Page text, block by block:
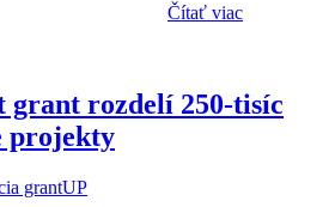
Čítať viac
grant rozdelí 250-tisíc
projekty
grantUP